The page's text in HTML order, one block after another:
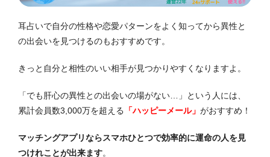
耳占いで自分の性格や恋愛パターンをよく知ってから異性と
の出会いを見つけるのもおすすめです。
きっと自分と相性のいい相手が見つかりやすくなりますよ。
「でも肝心の異性との出会いの場がない…」という人には、
累計会員数3,000万を超える
「ハッピーメール」 がおすすめ！
マッチングアプリならスマホひとつで効率的に運命の人を見
つけれことが出来ます。